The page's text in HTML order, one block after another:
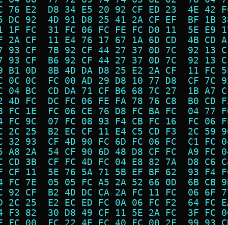
76 E2  D8 34 E5 20 92 CF ED 23  4E
DC 92  4D 91 D8 25 41 2A CF EF  BF
1F FC  31 FC 06 FC FE FC D0 11  5E
2A CF  11 E4 76 17 67 1A 6D CD  4B
93 CF  7B 92 CF 44 27 37 0D 7C  92
93 CF  B6 92 CF 44 27 37 0D 7C  92
B1 0D  8B 4D DA D8 25 E2 2A CF  11
0C 0C  FC 00 AD 29 D8 10 77 D8  CF
04 BC  CD DA 71 CF B6 68 7C 27  1B
4D FC  DC FC 06 FE FA 78 76 C8  B0
FC 1E  FC 06 CE 76 D8 FC BA FC  04
FC 9C  07 FC 08 93 F4 CB FC 16  FC
2C 25  B2 EC CF 11 E4 C5 CD F3  2C
32 93  CF 4D 90 FC 6D FC 06 FC  C1
A8 2A  54 CF 90 6D 48 D8 CF FC  A9
CD 3B  CF FC 4D FC 04 E8 82 7A  D8
CF 11  5E 76 5A 71 5B EF BF 62  93
FC 7E  05 05 FC A5 2A 52 66 0D  6B
92 CF  B2 4D DC CA 2A FC 11 FC  06
2C 25  E2 EC ED FC 0A 06 FC F2  64
F3 82  30 D8 49 CF 11 5E 2A FC  3F
FC 00  FC 22 4E FC 40 FC 00 2F  99